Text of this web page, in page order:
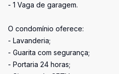
- 1 Vaga de garagem.
O condomínio oferece:
- Lavanderia;
- Guarita com segurança;
- Portaria 24 horas;